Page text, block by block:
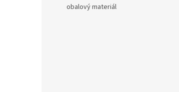
obalový materiál